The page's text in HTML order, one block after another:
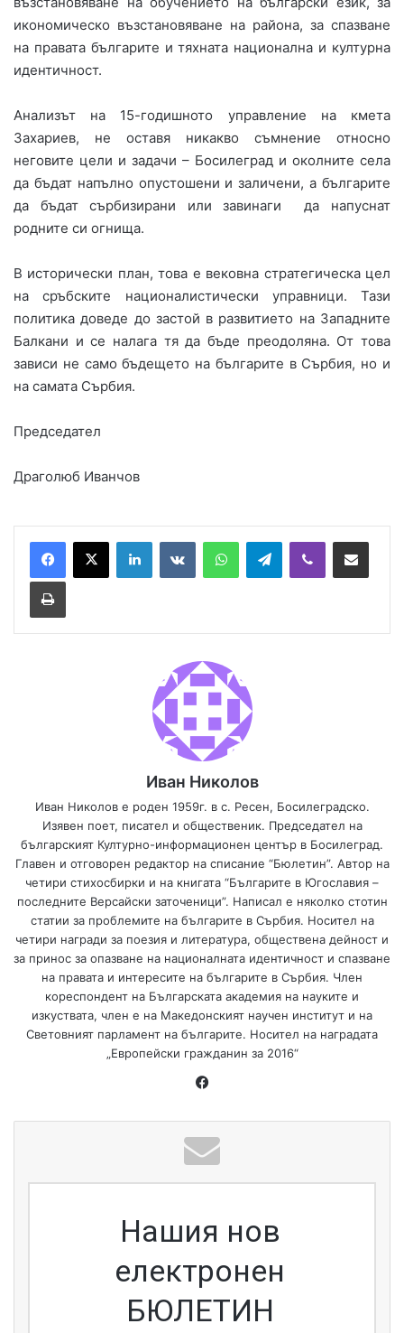
икономическо възстановяване на района, за спазване
на правата българите и тяхната национална и културна
идентичност.
Анализът на 15-годишното управление на кмета
Захариев, не оставя никакво съмнение относно
неговите цели и задачи – Босилеград и околните села
да бъдат напълно опустошени и заличени, а българите
да бъдат сърбизирани или завинаги да напуснат
родните си огнища.
В исторически план, това е вековна стратегическа цел
на сръбските националистически управници. Тази
политика доведе до застой в развитието на Западните
Балкани и се налага тя да бъде преодоляна. От това
зависи не само бъдещето на българите в Сърбия, но и
на самата Сърбия.
Председател
Драголюб Иванчов
Telegram
Иван Николов
Иван Николов е роден 1959г. в с. Ресен, Босилеградско.
Изявен поет, писател и общественик. Председател на
българският Културно-информационен център в Босилеград.
Главен и отговорен редактор на списание “Бюлетин”. Автор на
четири стихосбирки и на книгата “Българите в Югославия –
последните Версайски заточеници”. Написал е няколко стотин
статии за проблемите на българите в Сърбия. Носител на
четири награди за поезия и литература, обществена дейност и
за принос за опазване на националната идентичност и спазване
на правата и интересите на българите в Сърбия. Член
кореспондент на Българската академия на науките и
изкуствата, член е на Македонският научен институт и на
Световният парламент на българите. Носител на наградата
„Европейски гражданин за 2016“
bo
ok
Нашия нов
електронен
БЮЛЕТИН